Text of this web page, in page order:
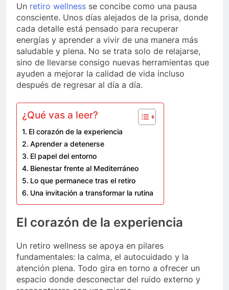
Un retiro wellness se concibe como una pausa
consciente. Unos días alejados de la prisa, donde
cada detalle está pensado para recuperar
energías y aprender a vivir de una manera más
saludable y plena. No se trata solo de relajarse,
sino de llevarse consigo nuevas herramientas que
ayuden a mejorar la calidad de vida incluso
después de regresar al día a día.
¿Qué vas a leer?
El corazón de la experiencia
Aprender a detenerse
El papel del entorno
Bienestar frente al Mediterráneo
Lo que permanece tras el retiro
Una invitación a transformar la rutina
El corazón de la experiencia
Un retiro wellness se apoya en pilares
fundamentales: la calma, el autocuidado y la
atención plena. Todo gira en torno a ofrecer un
espacio donde desconectar del ruido externo y